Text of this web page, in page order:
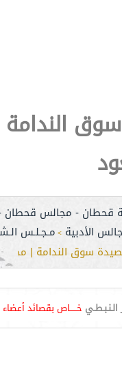
قحطان - مجالس قحطان
الأدبية > مـجـلـس
سوق الندامة |
خـــــاص بقصائد